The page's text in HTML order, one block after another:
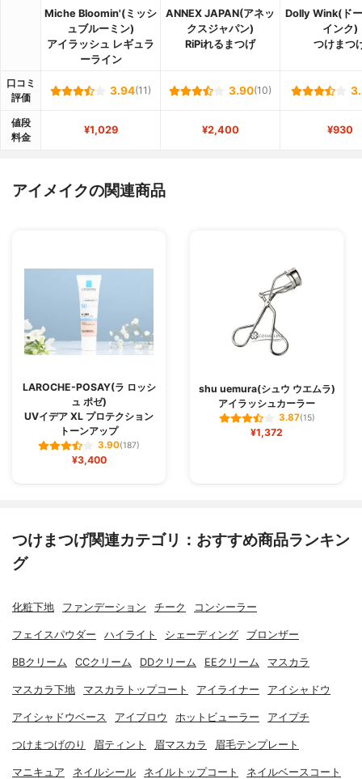
Miche Bloomin'(ミッシ
ュブルーミン)
アイラッシュ レギュラ
ーライン
ANNEX JAPAN(アネッ
クスジャパン)
RiPiれるまつげ
Dolly Wink(ド
インク)
つけまつ
口コミ
評価
3.94(11) 3.90(10)
値段
料金
¥1,029 ¥2,400 ¥930
アイメイクの関連商品
LAROCHE-POSAY(ラ ロッシ
ュ ポゼ)
UVイデア XL プロテクション
トーンアップ
3.90(187)
¥3,400
shu uemura(シュウ ウエムラ)
アイラッシュカーラー
3.87(15)
¥1,372
つけまつげ関連カテゴリ：おすすめ商品ランキン
グ
化粧下地 ファンデーション チーク コンシーラー
フェイスパウダー ハイライト シェーディング ブロンザー
BBクリーム CCクリーム DDクリーム EEクリーム マスカラ
マスカラ下地 マスカラトップコート アイライナー アイシャドウ
アイシャドウベース アイブロウ ホットビューラー アイプチ
つけまつげのり 眉ティント 眉マスカラ 眉毛テンプレート
マニキュア ネイルシール ネイルトップコート ネイルベースコート